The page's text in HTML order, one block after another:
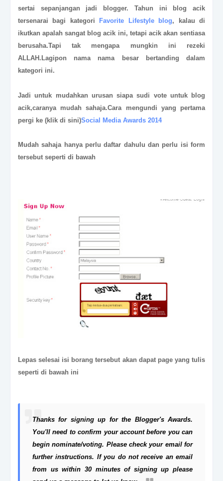
sertai sepanjangan jadi blogger. Tahun ini blog acik
tersenarai bagi kategori
Favorite Lifestyle blog, kalau di
ikutkan apalah sangat blog acik ini, tetapi acik akan sentiasa
berusaha.Tapi tak mengapa mungkin ini rezeki
ALLAH.Lagipon nama nama besar bertanding dalam
kategori ini.
Jadi untuk mudahkan urusan siapa sudi vote untuk blog
acik,caranya mudah sahaja.Cara mengundi yang pertama
pergi ke (klik di sini)Social Media Awards 2014
Mudah sahaja hanya perlu daftar dahulu dan perlu isi form
tersebut seperti di bawah
Lepas selesai isi borang tersebut akan dapat page yang tulis
seperti di bawah ini
Thanks for signing up for the Blogger's Awards.
You'll need to confirm your account before you can
begin nominate/voting. Please check your email for
further instructions. If you do not receive an email
from us within 30 minutes of signing up please